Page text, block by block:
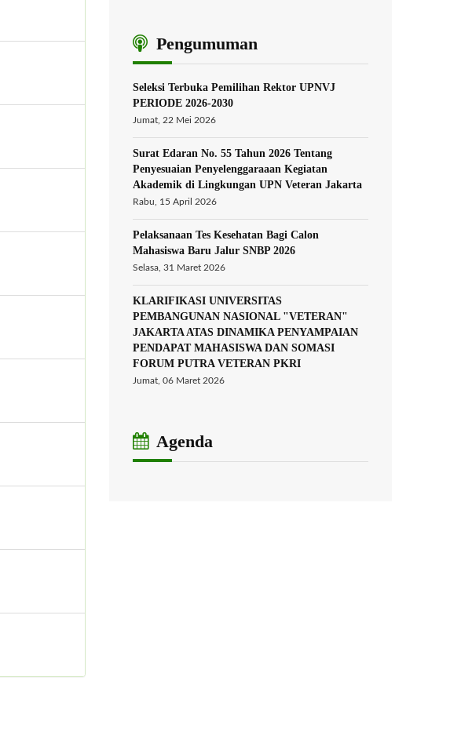
Pengumuman
Seleksi Terbuka Pemilihan Rektor UPNVJ
PERIODE 2026-2030
Jumat, 22 Mei 2026
Surat Edaran No. 55 Tahun 2026 Tentang
Penyesuaian Penyelenggaraaan Kegiatan
Akademik di Lingkungan UPN Veteran Jakarta
Rabu, 15 April 2026
Pelaksanaan Tes Kesehatan Bagi Calon
Mahasiswa Baru Jalur SNBP 2026
Selasa, 31 Maret 2026
KLARIFIKASI UNIVERSITAS
PEMBANGUNAN NASIONAL "VETERAN"
JAKARTA ATAS DINAMIKA PENYAMPAIAN
PENDAPAT MAHASISWA DAN SOMASI
FORUM PUTRA VETERAN PKRI
Jumat, 06 Maret 2026
Agenda